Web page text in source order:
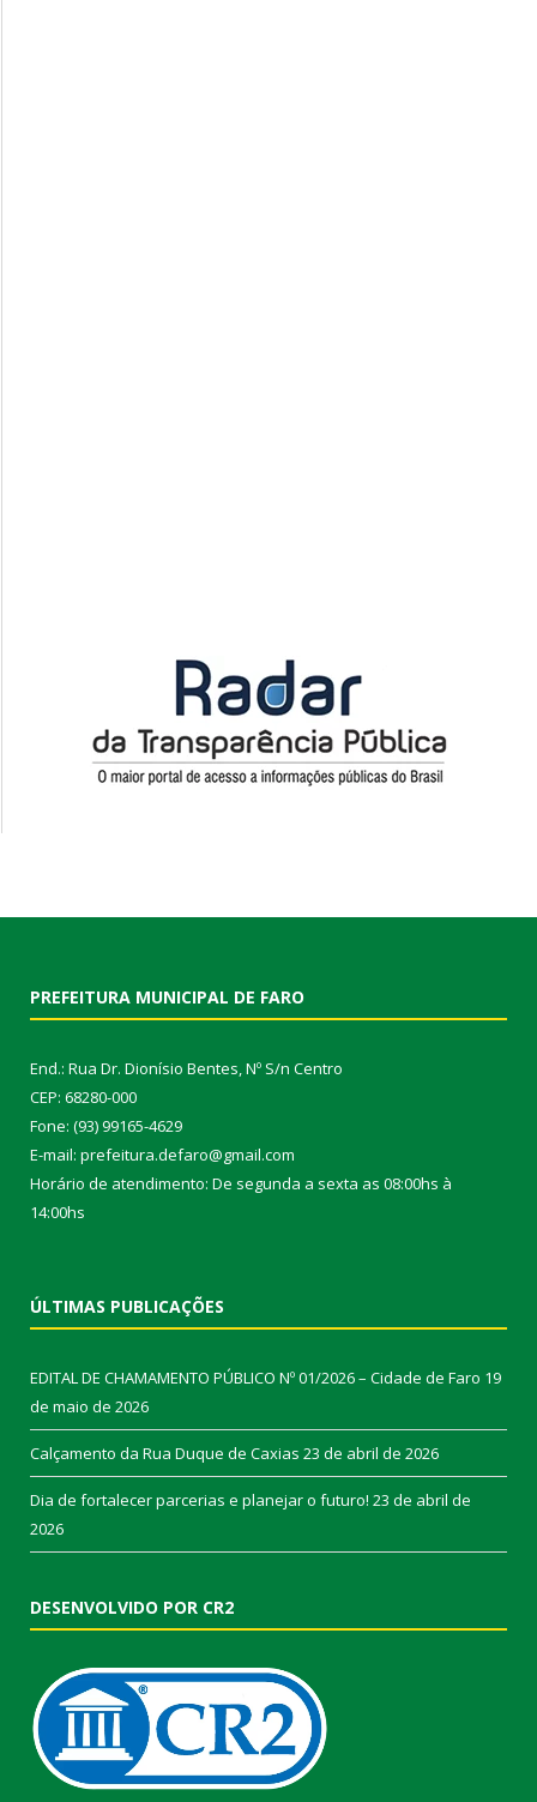
PREFEITURA MUNICIPAL DE FARO
End.: Rua Dr. Dionísio Bentes, Nº S/n Centro
CEP: 68280-000
Fone: (93) 99165-4629
E-mail: prefeitura.defaro@gmail.com
Horário de atendimento: De segunda a sexta as 08:00hs à
14:00hs
ÚLTIMAS PUBLICAÇÕES
EDITAL DE CHAMAMENTO PÚBLICO Nº 01/2026 – Cidade de Faro 19
de maio de 2026
Calçamento da Rua Duque de Caxias 23 de abril de 2026
Dia de fortalecer parcerias e planejar o futuro! 23 de abril de
2026
DESENVOLVIDO POR CR2